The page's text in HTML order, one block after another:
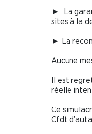
► La
sites à la
► La
Aucune
Il est
réelle
Ce
Cfdt